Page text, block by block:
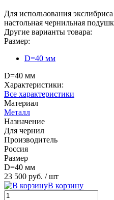
Для использования
настольная чернильная
Другие варианты товара:
Размер:
D=40 мм
D=40 мм
Характеристики:
Все характеристики
Материал
Металл
Назначение
Для чернил
Производитель
Россия
Размер
D=40 мм
23 500 руб. / шт
В корзину